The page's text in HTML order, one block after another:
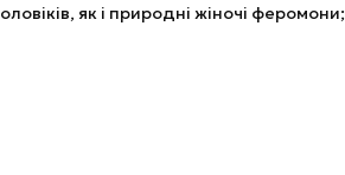
як і природні жіночі феромони;